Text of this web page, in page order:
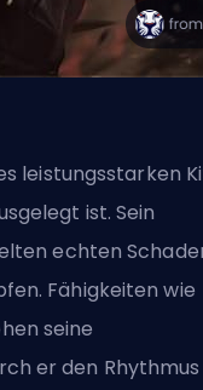
leistungsstarken
ist. Sein
echten
Fähigkeiten wie
seine
er den Rhythmus